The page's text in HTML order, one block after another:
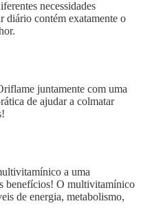
necessidades
diário contém exatamente o
juntamente com uma
de ajudar a colmatar
a uma
benefícios! O multivitamínico
de energia, metabolismo,